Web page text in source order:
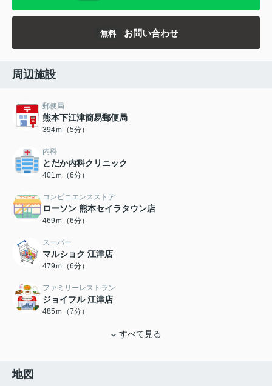
無料 お問い合わせ
周辺施設
郵便局
熊本下江津簡易郵便局
394ｍ（5分）
内科
とだか内科クリニック
401ｍ（6分）
コンビニエンスストア
ローソン 熊本セイラタウン店
469ｍ（6分）
スーパー
マルショク 江津店
479ｍ（6分）
ファミリーレストラン
ジョイフル 江津店
485ｍ（7分）
すべて見る
地図